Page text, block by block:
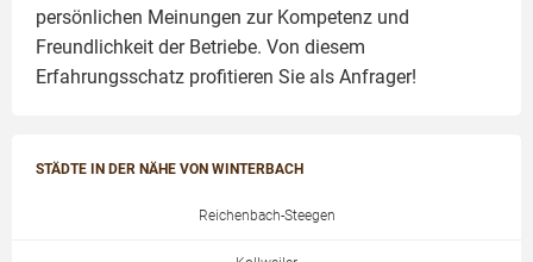
persönlichen Meinungen zur Kompetenz und
Freundlichkeit der Betriebe. Von diesem
Erfahrungsschatz profitieren Sie als Anfrager!
STÄDTE IN DER NÄHE VON WINTERBACH
Reichenbach-Steegen